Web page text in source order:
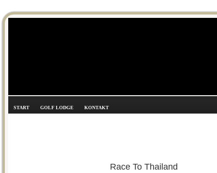
START GOLF LODGE KONTAKT
Race To Thailand